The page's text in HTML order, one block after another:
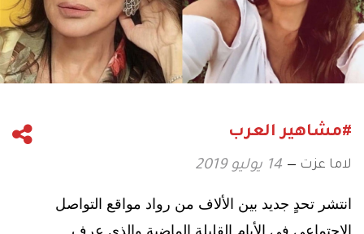
#مشاهير العرب
لاما عزت 14 يوليو 2019
انتشر تحدٍ جديد بين الألاف من رواد مواقع التواصل
الاجتماعي في الأيام القليلة الماضية والذي عرف